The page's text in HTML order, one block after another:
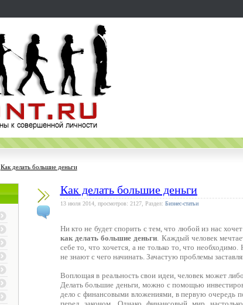
Как делать большие деньги
Как делать большие деньги
13 июля 2014, просмотров: 2127, Раздел: Бизнес-статьи
Ни кто не будет спорить с тем, что любой из нас
как делать большие деньги. Каждый человек
себе то, что хочется, а не только то, что
не знают с чего начинать. Зачастую проблемы
Воплощая в реальность свои идеи, человек может
Делать большие деньги, можно с помощью
дело с финансовыми вложениями, в первую очередь